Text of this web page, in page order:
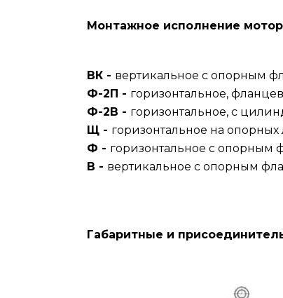
Монтажное исполнение
ВК - вертикальное с опорным
Ф-2П - горизонтальное,
Ф-2В - горизонтальное, с
Щ - горизонтальное на опорных
Ф - горизонтальное с опорным
В - вертикальное с опорным
Габаритные и